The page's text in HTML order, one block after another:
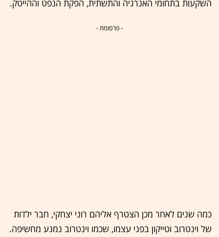
השקעות בתחומי האנרגיה והתשתית, הפקת הנפט וההייטק.
- פרסומת -
כמה שנים לאחר מכן הצטרף אליהם רוני יצחקי, חבר ילדות
של וינטרוב וטייקון בפני עצמו, שכמו וינטרוב נמנע מחשיפה.